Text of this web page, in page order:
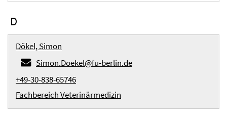
D
Dökel, Simon
Simon.Doekel@fu-berlin.de
+49-30-838-65746
Fachbereich Veterinärmedizin